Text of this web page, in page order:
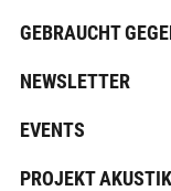
GEBRAUCHT
NEWSLETTER
EVENTS
PROJEKT AKUSTIK